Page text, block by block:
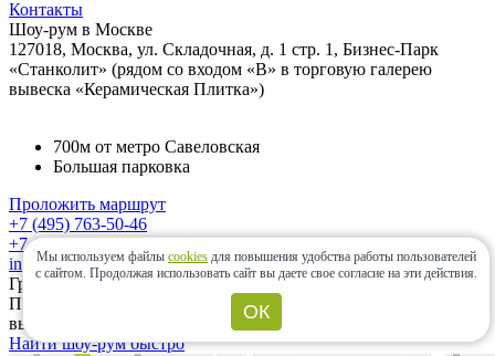
Контакты
Шоу-рум в Москве
127018, Москва, ул. Складочная, д. 1 стр. 1, Бизнес-Парк
«Станколит» (рядом со входом «B» в торговую галерею
вывеска «Керамическая Плитка»)
700м от метро Савеловская
Большая парковка
Проложить маршрут
+7 (495) 763-50-46
+7 (985) 833-64-30
info@ceramic-center.ru
График работы шоу-рума
Понедельник — Суббота: с 10.00 до 20.00 Воскресенье:
выходной день.
Найти шоу-рум быстро
Мы используем файлы cookies для повышения удобства работы пользователей
с сайтом. Продолжая использовать сайт вы даете свое согласие на эти действия.
ОК